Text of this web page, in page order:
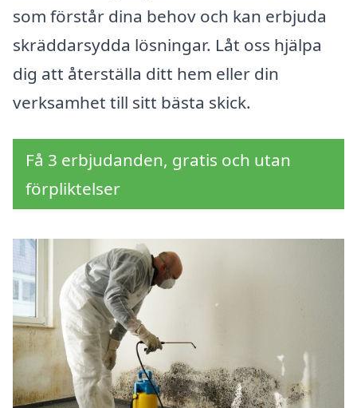
som förstår dina behov och kan erbjuda
skräddarsydda lösningar. Låt oss hjälpa
dig att återställa ditt hem eller din
verksamhet till sitt bästa skick.
Få 3 erbjudanden, gratis och utan
förpliktelser